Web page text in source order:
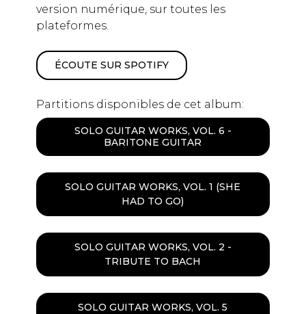
version numérique, sur toutes les
plateformes.
ÉCOUTE SUR SPOTIFY
Partitions disponibles de cet album:
SOLO GUITAR WORKS, VOL. 6 -
BARITONE GUITAR
SOLO GUITAR WORKS, VOL. 1 (SHE
HAD TO GO)
SOLO GUITAR WORKS, VOL. 2 -
TRIBUTE TO BACH
SOLO GUITAR WORKS, VOL. 5